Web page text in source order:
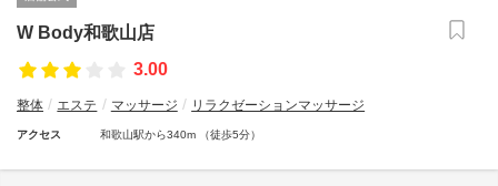
W Body和歌山店
3.00
整体 エステ マッサージ リラクゼーションマッサージ
アクセス 和歌山駅から340m （徒歩5分）